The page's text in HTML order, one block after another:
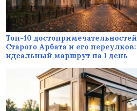
Топ-10 достопримечательностей
Старого Арбата и его переулков:
идеальный маршрут на 1 день